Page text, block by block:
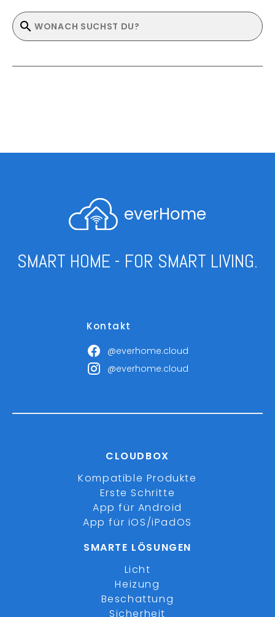
everHome
SMART HOME - FOR SMART LIVING.
Kontakt
@everhome.cloud
@everhome.cloud
CLOUDBOX
Kompatible Produkte
Erste Schritte
App für Android
App für iOS/iPadOS
SMARTE LÖSUNGEN
Licht
Heizung
Beschattung
Sicherheit